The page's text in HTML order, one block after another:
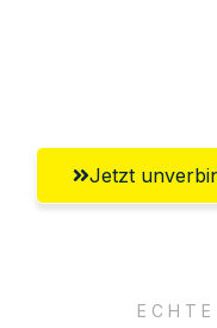
Jetzt